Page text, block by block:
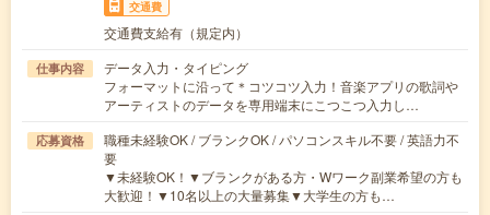
交通費
交通費支給有（規定内）
仕事内容
データ入力・タイピング
フォーマットに沿って＊コツコツ入力！音楽アプリの歌詞や
アーティストのデータを専用端末にこつこつ入力し…
応募資格
職種未経験OK / ブランクOK / パソコンスキル不要 / 英語力不
要
▼未経験OK！▼ブランクがある方・Wワーク副業希望の方も
大歓迎！▼10名以上の大量募集▼大学生の方も…